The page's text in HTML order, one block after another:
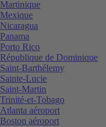
Martinique
Mexique
Nicaragua
Panama
Porto Rico
République de Dominique
Saint-Barthélemy
Sainte-Lucie
Saint-Martin
Trinité-et-Tobago
Atlanta aéroport
Boston aéroport